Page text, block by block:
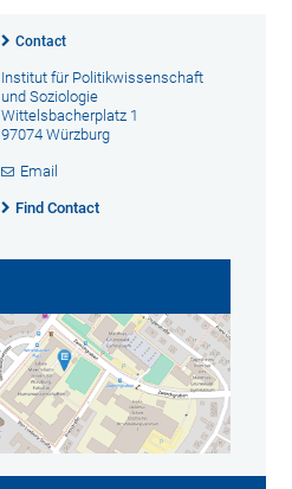
Contact
Institut für Politikwissenschaft
und Soziologie
Wittelsbacherplatz 1
97074 Würzburg
Email
Find Contact